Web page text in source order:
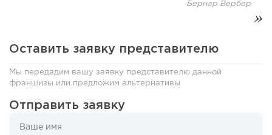
129
«Прибыль 20 млн в год, а я ездил на метро»: куда в
Бернар Вербер
Оставить заявку представителю
Мы передадим вашу заявку представителю данной
франшизы или предложим альтернативы
Отправить заявку